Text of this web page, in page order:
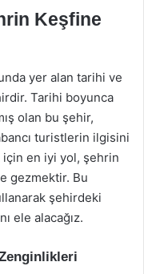
Keşfine
yer alan tarihi ve
Tarihi boyunca
olan bu şehir,
turistlerin ilgisini
için en iyi yol, şehrin
gezmektir. Bu
şehirdeki
ele alacağız.